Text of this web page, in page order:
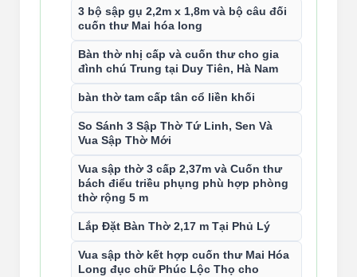
3 bộ sập gụ 2,2m x 1,8m và bộ câu đối
cuốn thư Mai hóa long
Bàn thờ nhị cấp và cuốn thư cho gia
đình chú Trung tại Duy Tiên, Hà Nam
bàn thờ tam cấp tân cổ liền khối
So Sánh 3 Sập Thờ Tứ Linh, Sen Và
Vua Sập Thờ Mới
Vua sập thờ 3 cấp 2,37m và Cuốn thư
bách điểu triều phụng phù hợp phòng
thờ rộng 5 m
Lắp Đặt Bàn Thờ 2,17 m Tại Phủ Lý
Vua sập thờ kết hợp cuốn thư Mai Hóa
Long đục chữ Phúc Lộc Thọ cho